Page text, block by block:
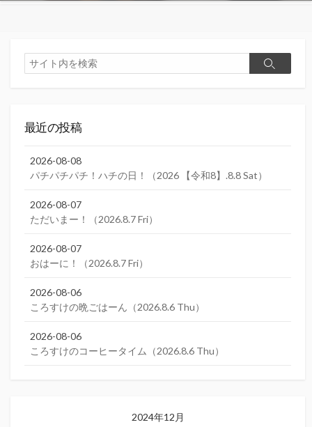
検
索
検
最近の投稿
2026-08-08
パチパチパチ！ハチの日！（2026 【令和8】.8.8 Sat）
2026-08-07
ただいまー！（2026.8.7 Fri）
2026-08-07
おはーに！（2026.8.7 Fri）
2026-08-06
ころすけの晩ごはーん（2026.8.6 Thu）
2026-08-06
ころすけのコーヒータイム（2026.8.6 Thu）
2024年12月